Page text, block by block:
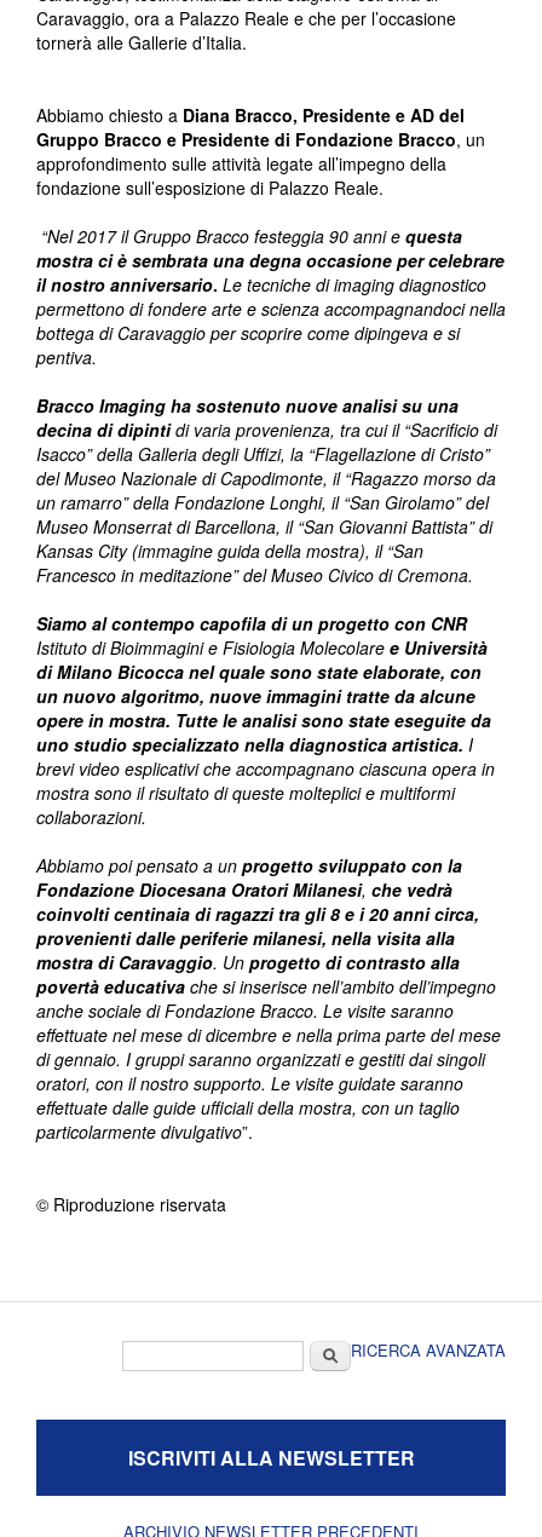
Caravaggio, ora a Palazzo Reale e che per l’occasione
tornerà alle Gallerie d’Italia.
Abbiamo chiesto a Diana Bracco, Presidente e AD del
Gruppo Bracco e Presidente di Fondazione Bracco, un
approfondimento sulle attività legate all’impegno della
fondazione sull’esposizione di Palazzo Reale.
“Nel 2017 il Gruppo Bracco festeggia 90 anni e questa
mostra ci è sembrata una degna occasione per celebrare
il nostro anniversario. Le tecniche di imaging diagnostico
permettono di fondere arte e scienza accompagnandoci nella
bottega di Caravaggio per scoprire come dipingeva e si
pentiva.
Bracco Imaging ha sostenuto nuove analisi su una
decina di dipintidi varia provenienza, tra cui il “Sacrificio di
Isacco” della Galleria degli Uffizi, la “Flagellazione di Cristo”
del Museo Nazionale di Capodimonte, il “Ragazzo morso da
un ramarro” della Fondazione Longhi, il “San Girolamo” del
Museo Monserrat di Barcellona, il “San Giovanni Battista” di
Kansas City (immagine guida della mostra), il “San
Francesco in meditazione” del Museo Civico di Cremona.
Siamo al contempo capofila di un progetto con CNR
Istituto di Bioimmagini e Fisiologia Molecolare e Università
di Milano Bicocca nel quale sono state elaborate, con
un nuovo algoritmo, nuove immagini tratte da alcune
opere in mostra. Tutte le analisi sono state eseguite da
uno studio specializzato nella diagnostica artistica. I
brevi video esplicativi che accompagnano ciascuna opera in
mostra sono il risultato di queste molteplici e multiformi
collaborazioni.
Abbiamo poi pensato a un progetto sviluppato con la
Fondazione Diocesana Oratori Milanesi, che vedrà
coinvolti centinaia di ragazzi tra gli 8 e i 20 anni circa,
provenienti dalle periferie milanesi, nella visita alla
mostra di Caravaggio. Un progetto di contrasto alla
povertà educativa che si inserisce nell’ambito dell’impegno
anche sociale di Fondazione Bracco. Le visite saranno
effettuate nel mese di dicembre e nella prima parte del mese
di gennaio. I gruppi saranno organizzati e gestiti dai singoli
oratori, con il nostro supporto. Le visite guidate saranno
effettuate dalle guide ufficiali della mostra, con un taglio
particolarmente divulgativo”.
© Riproduzione riservata
CercaRICERCA AVANZATA
ISCRIVITI ALLA NEWSLETTER
ARCHIVIO NEWSLETTER PRECEDENTI